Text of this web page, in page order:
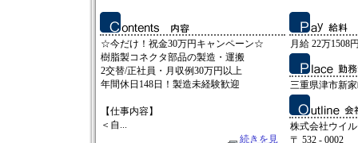
☆今だけ！祝金30万円キャンペーン☆
樹脂製コネクタ部品の製造・運搬
2交替/正社員・月収例30万円以上
年間休日148日！製造未経験歓迎
【仕事内容】
＜自...
続きを見
月給 22万1508
三重県津市新
株式会社ウイ
〒 532 - 0002